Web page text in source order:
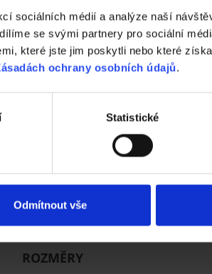
sociálních médií a analýze naší
se svými partnery pro sociální
které jste jim poskytli nebo které
ochrany osobních údajů.
Statistické
Odmítnout vše
Vyzkoušejte ZDARMA návrh domu za 5 minut
Cena domu v reálném čase
3D vizualizace
Komplexní nastavení
a mnohem více
NOVOU KONFIGURACI
Porotherm
ROZMĚRY